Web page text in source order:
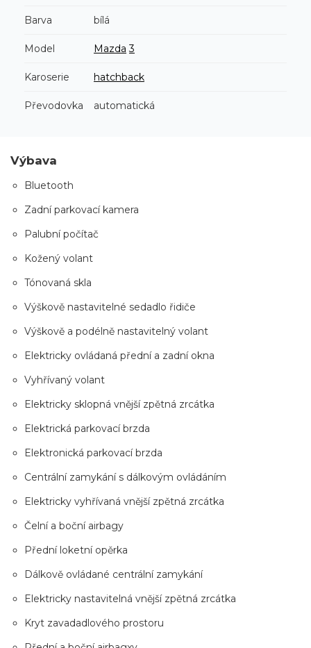
Barva bílá
Model Mazda 3
Karoserie hatchback
Převodovka automatická
Výbava
Bluetooth
Zadní parkovací kamera
Palubní počítač
Kožený volant
Tónovaná skla
Výškově nastavitelné sedadlo řidiče
Výškově a podélně nastavitelný volant
Elektricky ovládaná přední a zadní okna
Vyhřívaný volant
Elektricky sklopná vnější zpětná zrcátka
Elektrická parkovací brzda
Elektronická parkovací brzda
Centrální zamykání s dálkovým ovládáním
Elektricky vyhřívaná vnější zpětná zrcátka
Čelní a boční airbagy
Přední loketní opěrka
Dálkově ovládané centrální zamykání
Elektricky nastavitelná vnější zpětná zrcátka
Kryt zavadadlového prostoru